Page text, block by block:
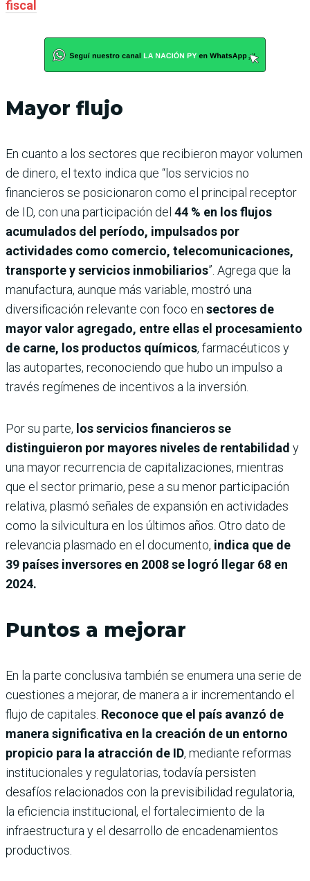
fiscal
Mayor flujo
En cuanto a los sectores que recibieron mayor volumen
de dinero, el texto indica que “los servicios no
financieros se posicionaron como el principal receptor
de ID, con una participación del 44 % en los flujos
acumulados del período, impulsados por
actividades como comercio, telecomunicaciones,
transporte y servicios inmobiliarios”. Agrega que la
manufactura, aunque más variable, mostró una
diversificación relevante con foco en sectores de
mayor valor agregado, entre ellas el procesamiento
de carne, los productos químicos, farmacéuticos y
las autopartes, reconociendo que hubo un impulso a
través regímenes de incentivos a la inversión.
Por su parte, los servicios financieros se
distinguieron por mayores niveles de rentabilidad y
una mayor recurrencia de capitalizaciones, mientras
que el sector primario, pese a su menor participación
relativa, plasmó señales de expansión en actividades
como la silvicultura en los últimos años. Otro dato de
relevancia plasmado en el documento, indica que de
39 países inversores en 2008 se logró llegar 68 en
2024.
Puntos a mejorar
En la parte conclusiva también se enumera una serie de
cuestiones a mejorar, de manera a ir incrementando el
flujo de capitales. Reconoce que el país avanzó de
manera significativa en la creación de un entorno
propicio para la atracción de ID, mediante reformas
institucionales y regulatorias, todavía persisten
desafíos relacionados con la previsibilidad regulatoria,
la eficiencia institucional, el fortalecimiento de la
infraestructura y el desarrollo de encadenamientos
productivos.